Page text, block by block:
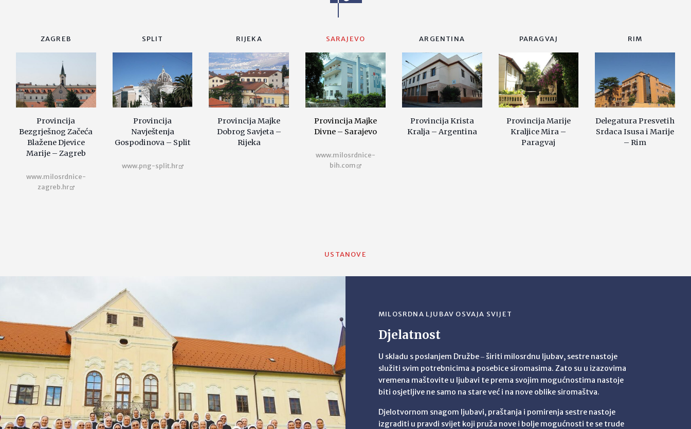
ZAGREB
Provincija
Bezgrješnog Začeća
Blažene Djevice
Marije – Zagreb
www.milosrdnice-
zagreb.hr
SPLIT
Provincija
Navještenja
Gospodinova – Split
www.png-split.hr
RIJEKA
Provincija Majke
Dobrog Savjeta –
Rijeka
SARAJEVO
Provincija Majke
Divne – Sarajevo
www.milosrdnice-
bih.com
ARGENTINA
Provincija Krista
Kralja – Argentina
PARAGVAJ
Provincija Marije
Kraljice Mira –
Paragvaj
RIM
Delegatura Presvetih
Srdaca Isusa i Marije
– Rim
USTANOVE
MILOSRDNA LJUBAV OSVAJA SVIJET
Djelatnost
U skladu s poslanjem Družbe ‒ širiti milosrdnu ljubav, sestre nastoje
služiti svim potrebnicima a posebice siromasima. Zato su u izazovima
vremena maštovite u ljubavi te prema svojim mogućnostima nastoje
biti osjetljive ne samo na stare već i na nove oblike siromaštva.
Djelotvornom snagom ljubavi, praštanja i pomirenja sestre nastoje
izgraditi u pravdi svijet koji pruža nove i bolje mogućnosti te se trude